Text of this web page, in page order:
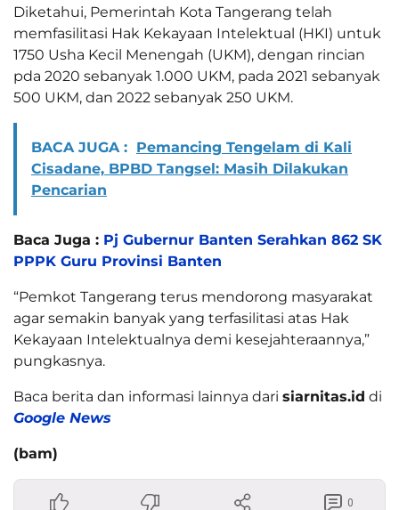
Diketahui, Pemerintah Kota Tangerang telah
memfasilitasi Hak Kekayaan Intelektual (HKI) untuk
1750 Usha Kecil Menengah (UKM), dengan rincian
pda 2020 sebanyak 1.000 UKM, pada 2021 sebanyak
500 UKM, dan 2022 sebanyak 250 UKM.
BACA JUGA : Pemancing Tengelam di Kali
Cisadane, BPBD Tangsel: Masih Dilakukan
Pencarian
Baca Juga : Pj Gubernur Banten Serahkan 862 SK
PPPK Guru Provinsi Banten
“Pemkot Tangerang terus mendorong masyarakat
agar semakin banyak yang terfasilitasi atas Hak
Kekayaan Intelektualnya demi kesejahteraannya,”
pungkasnya.
Baca berita dan informasi lainnya dari siarnitas.id di
Google News
(bam)
0